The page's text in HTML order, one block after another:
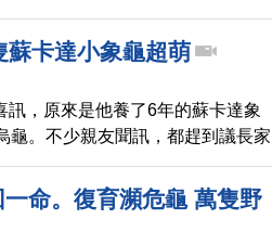
廂，呈現了多重感官的饗宴。
蘇卡達小象龜超萌
，原來是他養了6年的蘇卡達象
龜。不少親友聞訊，都趕到議長家
畫面超療癒，也讓最近忙著拚選
象龜，煩惱、疲勞都一掃而空。
命。復育瀕危龜 萬隻野